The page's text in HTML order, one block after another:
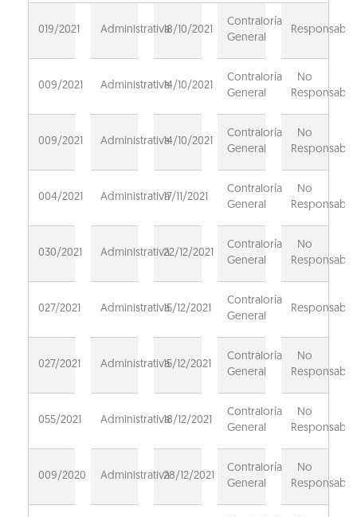
019/2021 Administrativa18/10/2021
Contraloría
General
Responsable
009/2021 Administrativa14/10/2021
Contraloría
General
No
Responsable
009/2021 Administrativa14/10/2021
Contraloría
General
No
Responsable
004/2021 Administrativa17/11/2021
Contraloría
General
No
Responsable
030/2021 Administrativa22/12/2021
Contraloría
General
No
Responsable
027/2021 Administrativa15/12/2021
Contraloría
General
Responsable
027/2021 Administrativa15/12/2021
Contraloría
General
No
Responsable
055/2021 Administrativa18/12/2021
Contraloría
General
No
Responsable
009/2020 Administrativa28/12/2021
Contraloría
General
No
Responsable